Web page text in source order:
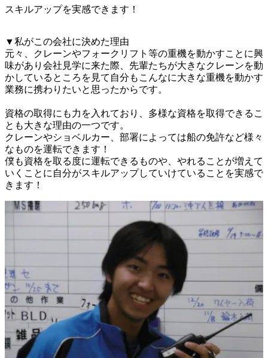
スキルアップを実感できます！
▼私がこの会社に決めた理由
元々、クレーンやフォークリフト等の重機を動かすことに興
味があり会社見学に来た際、先輩たちが大きなクレーンを動
かしているところを見て自分もこんなに大きな重機を動かす
業務に携わりたいと思ったからです。
資格の取得にも力を入れており、多様な資格を取得できるこ
とも大きな理由の一つです。
クレーンやショベルカー、部署によっては船の免許など様々
なものを運転できます！
僕も資格を取る度に運転できるものや、やれることが増えて
いくことに自分がスキルアップしていけていることを実感で
きます！